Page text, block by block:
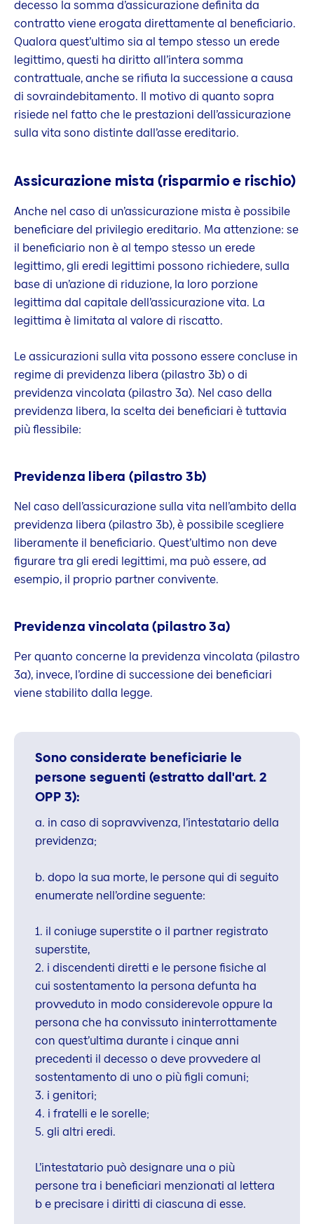
decesso la somma d’assicurazione definita da
contratto viene erogata direttamente al beneficiario.
Qualora quest’ultimo sia al tempo stesso un erede
legittimo, questi ha diritto all’intera somma
contrattuale, anche se rifiuta la successione a causa
di sovraindebitamento. Il motivo di quanto sopra
risiede nel fatto che le prestazioni dell’assicurazione
sulla vita sono distinte dall’asse ereditario.
Assicurazione mista (risparmio e rischio)
Anche nel caso di un’assicurazione mista è possibile
beneficiare del privilegio ereditario. Ma attenzione: se
il beneficiario non è al tempo stesso un erede
legittimo, gli eredi legittimi possono richiedere, sulla
base di un’azione di riduzione, la loro porzione
legittima dal capitale dell’assicurazione vita. La
legittima è limitata al valore di riscatto.
Le assicurazioni sulla vita possono essere concluse in
regime di previdenza libera (pilastro 3b) o di
previdenza vincolata (pilastro 3a). Nel caso della
previdenza libera, la scelta dei beneficiari è tuttavia
più flessibile:
Previdenza libera (pilastro 3b)
Nel caso dell’assicurazione sulla vita nell’ambito della
previdenza libera (pilastro 3b), è possibile scegliere
liberamente il beneficiario. Quest’ultimo non deve
figurare tra gli eredi legittimi, ma può essere, ad
esempio, il proprio partner convivente.
Previdenza vincolata (pilastro 3a)
Per quanto concerne la previdenza vincolata (pilastro
3a), invece, l’ordine di successione dei beneficiari
viene stabilito dalla legge.
Sono considerate beneficiarie le
persone seguenti (estratto dall'art. 2
OPP 3):
a. in caso di sopravvivenza, l’intestatario della
previdenza;
b. dopo la sua morte, le persone qui di seguito
enumerate nell’ordine seguente:
1. il coniuge superstite o il partner registrato
superstite,
2. i discendenti diretti e le persone fisiche al
cui sostentamento la persona defunta ha
provveduto in modo considerevole oppure la
persona che ha convissuto ininterrottamente
con quest’ultima durante i cinque anni
precedenti il decesso o deve provvedere al
sostentamento di uno o più figli comuni;
3. i genitori;
4. i fratelli e le sorelle;
5. gli altri eredi.
L’intestatario può designare una o più
persone tra i beneficiari menzionati al lettera
b e precisare i diritti di ciascuna di esse.